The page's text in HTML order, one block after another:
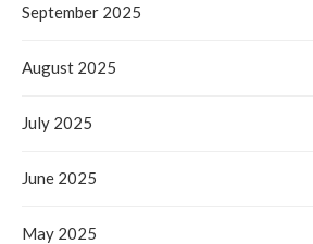
September 2025
August 2025
July 2025
June 2025
May 2025